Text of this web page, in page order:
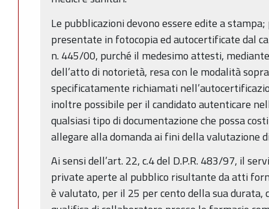
Le pubblicazioni devono essere edite a
presentate in fotocopia ed autocertificate dal
n. 445/00, purché il medesimo attesti,
dell’atto di notorietà, resa con le modalità
specificatamente richiamati
inoltre possibile per il candidato autenticare
qualsiasi tipo di documentazione che possa
allegare alla domanda ai fini della valutazione
Ai sensi dell’art. 22, c.4 del D.P.R. 483/97, il
private aperte al pubblico risultante da atti
è valutato, per il 25 per cento della sua